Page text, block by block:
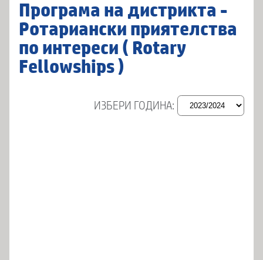
Програма на дистрикта -
Ротариански приятелства
по интереси ( Rotary
Fellowships )
ИЗБЕРИ ГОДИНА: